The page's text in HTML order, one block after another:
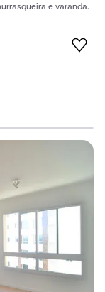
e varanda.